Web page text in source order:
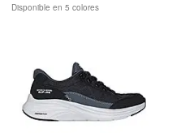
Disponible en 5 colores